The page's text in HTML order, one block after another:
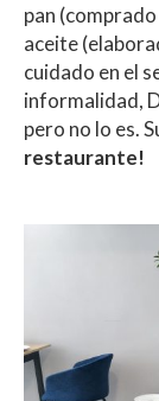
pan
aceite
cuidado en el
informalidad,
pero no lo es.
restaurante!